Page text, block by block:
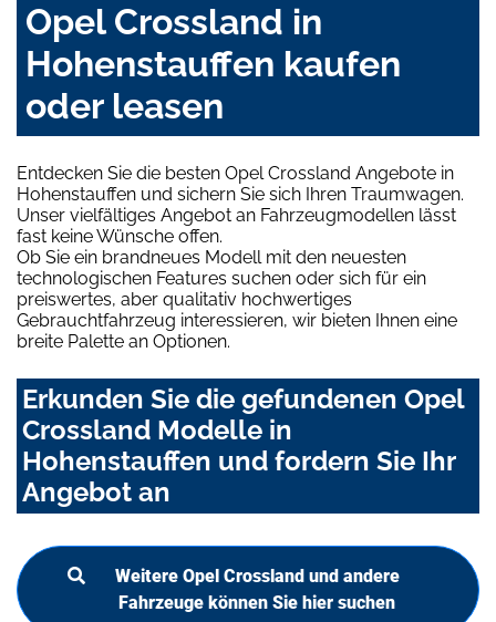
Opel Crossland in
Hohenstauffen kaufen
oder leasen
Entdecken Sie die besten Opel Crossland Angebote in
Hohenstauffen und sichern Sie sich Ihren Traumwagen.
Unser vielfältiges Angebot an Fahrzeugmodellen lässt
fast keine Wünsche offen.
Ob Sie ein brandneues Modell mit den neuesten
technologischen Features suchen oder sich für ein
preiswertes, aber qualitativ hochwertiges
Gebrauchtfahrzeug interessieren, wir bieten Ihnen eine
breite Palette an Optionen.
Erkunden Sie die gefundenen Opel
Crossland Modelle in
Hohenstauffen und fordern Sie Ihr
Angebot an
Weitere Opel Crossland und andere
Fahrzeuge können Sie hier suchen